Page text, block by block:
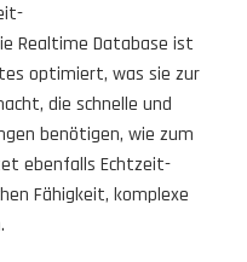
Realtime Database ist
optimiert, was sie zur
die schnelle und
benötigen, wie zum
ebenfalls Echtzeit-
Fähigkeit, komplexe